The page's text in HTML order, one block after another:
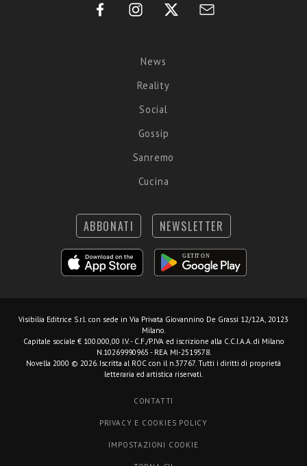
News
Reality
Social
Gossip
Sanremo
Cucina
ABBONATI NEWSLETTER
Visibilia Editrice S.r.l. con sede in Via Privata Giovannino De Grassi 12/12A, 20123
Milano.
Capitale sociale € 100.000,00 I.V. - C.F./P.IVA ed iscrizione alla C.C.I.A.A. di Milano
N.10269990965 - REA MI-2519578.
Novella 2000 © 2026. Iscritta al ROC con il n.37767. Tutti i diritti di proprietà
letteraria ed artistica riservati.
CONTATTI
PRIVACY E COOKIES POLICY
IMPOSTAZIONI COOKIE